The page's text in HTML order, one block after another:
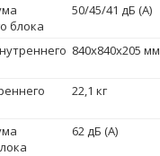
блока
50/45/41 дБ (А)
840x840x205 мм
22,1 кг
62 дБ (А)